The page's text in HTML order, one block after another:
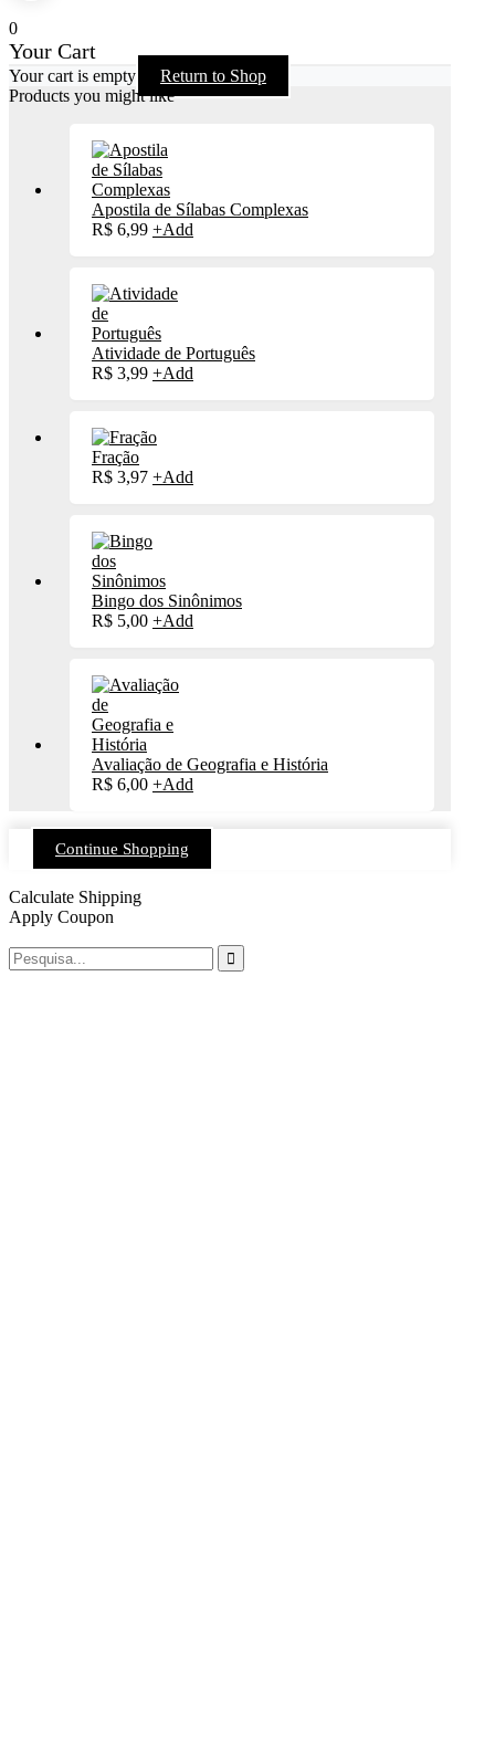
0
Your Cart
Your cart is empty
Return to Shop
Products you might like
Apostila de Sílabas Complexas
R$ 6,99 +Add
Atividade de Português
R$ 3,99 +Add
Fração
R$ 3,97 +Add
Bingo dos Sinônimos
R$ 5,00 +Add
Avaliação de Geografia e História
R$ 6,00 +Add
Continue Shopping
Calculate Shipping
Apply Coupon